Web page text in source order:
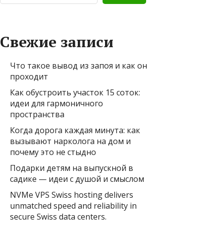
Свежие записи
Что такое вывод из запоя и как он
проходит
Как обустроить участок 15 соток:
идеи для гармоничного
пространства
Когда дорога каждая минута: как
вызывают нарколога на дом и
почему это не стыдно
Подарки детям на выпускной в
садике — идеи с душой и смыслом
NVMe VPS Swiss hosting delivers
unmatched speed and reliability in
secure Swiss data centers.